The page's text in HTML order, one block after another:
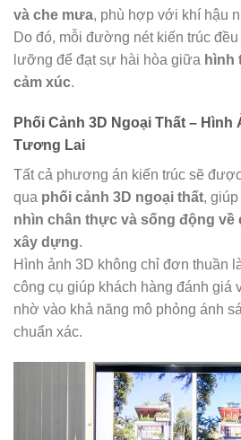
và che mưa, phù hợp với khí hậu
Do đó, mỗi đường nét kiến trúc
lưỡng để đạt sự hài hòa giữa hình
cảm xúc.
Phối Cảnh 3D Ngoại Thất – Hình
Tương Lai
Tất cả phương án kiến trúc sẽ
qua phối cảnh 3D ngoại thất,
nhìn chân thực và sống động
xây dựng.
Hình ảnh 3D không chỉ đơn thuần
công cụ giúp khách hàng đánh giá
nhờ vào khả năng mô phỏng ánh
chuẩn xác.